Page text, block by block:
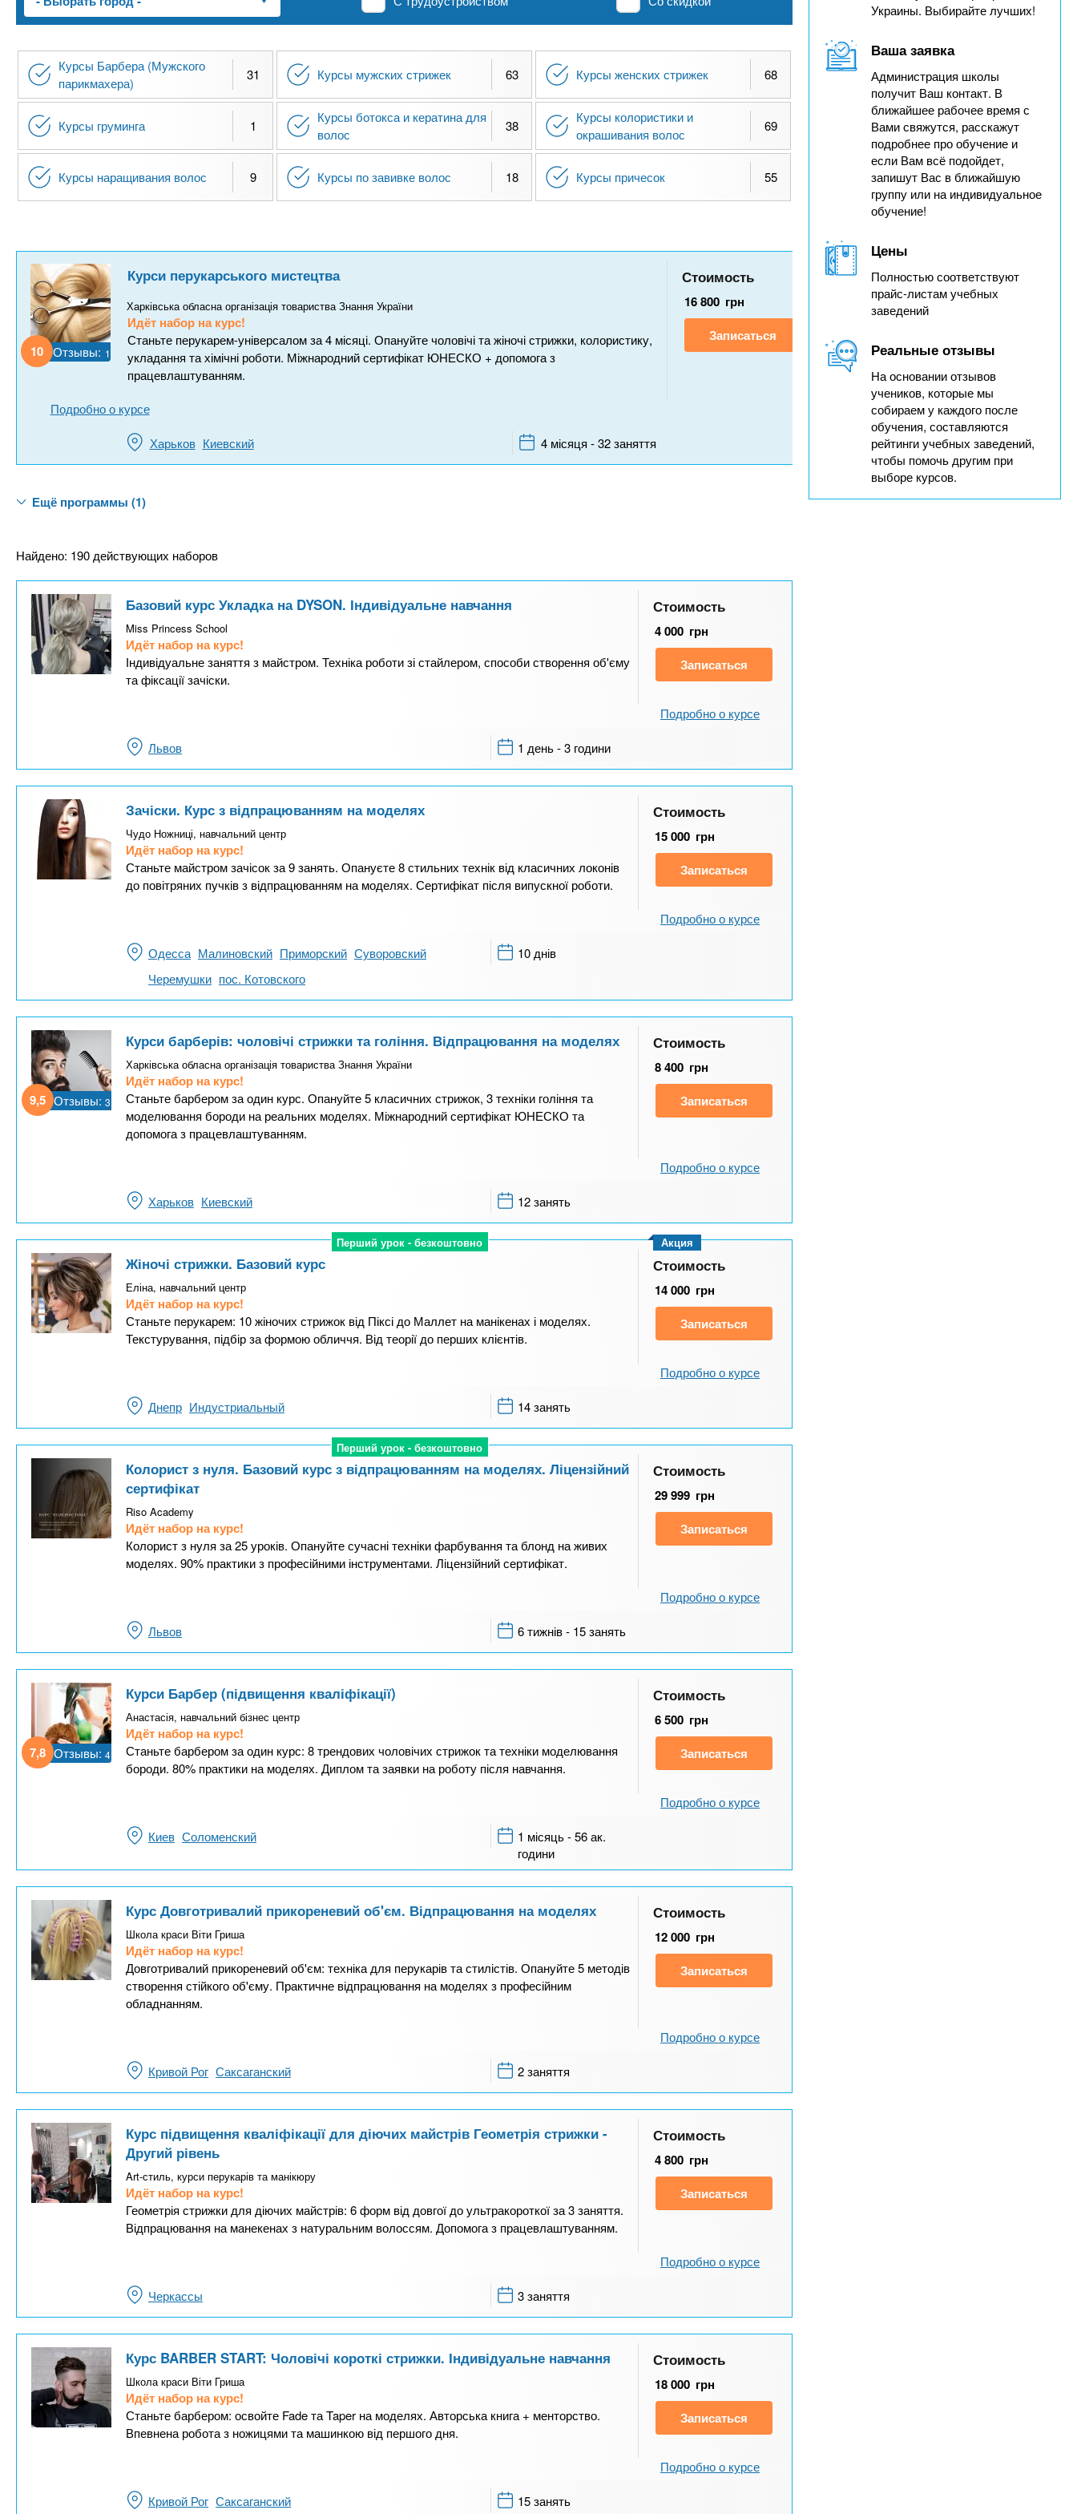
n
t
s
.
i
n
o
х
з
а
е
е
Курсы Барбера (Мужского
парикмахера)
31 Курсы мужских стрижек 63 Курсы женских стрижек 68
Курсы груминга 1
Курсы ботокса и кератина для
волос
38
Курсы колористики и
окрашивания волос
69
Курсы наращивания волос 9 Курсы по завивке волос 18 Курсы причесок 55
10 Отзывы: 1
Курси перукарського мистецтва
Харківська обласна організація товариства Знання України
Идёт набор на курс!
Станьте перукарем-універсалом за 4 місяці. Опануйте чоловічі та жіночі стрижки, колористику,
укладання та хімічні роботи. Міжнародний сертифікат ЮНЕСКО + допомога з
працевлаштуванням.
Стоимость
16 800 грн
Записаться
Подробно о курсе
Харьков Киевский 4 місяця - 32 заняття
Ещё программы (1)
Найдено: 190 действующих наборов
Базовий курс Укладка на DYSON. Індивідуальне навчання
Miss Princess School
Идёт набор на курс!
Індивідуальне заняття з майстром. Техніка роботи зі стайлером, способи створення об'єму
та фіксації зачіски.
Стоимость
4 000 грн
Записаться
Подробно о курсе
Львов 1 день - 3 години
Зачіски. Курс з відпрацюванням на моделях
Чудо Ножниці, навчальний центр
Идёт набор на курс!
Станьте майстром зачісок за 9 занять. Опануєте 8 стильних технік від класичних локонів
до повітряних пучків з відпрацюванням на моделях. Сертифікат після випускної роботи.
Стоимость
15 000 грн
Записаться
Подробно о курсе
Одесса Малиновский Приморский Суворовский
Черемушки пос. Котовского
10 днів
9,5 Отзывы: 3
Курси барберів: чоловічі стрижки та гоління. Відпрацювання на моделях
Харківська обласна організація товариства Знання України
Идёт набор на курс!
Станьте барбером за один курс. Опануйте 5 класичних стрижок, 3 техніки гоління та
моделювання бороди на реальних моделях. Міжнародний сертифікат ЮНЕСКО та
допомога з працевлаштуванням.
Стоимость
8 400 грн
Записаться
Подробно о курсе
Харьков Киевский 12 занять
Перший урок - безкоштовно
Перший урок - безкоштовно
Жіночі стрижки. Базовий курс
Еліна, навчальний центр
Идёт набор на курс!
Станьте перукарем: 10 жіночих стрижок від Піксі до Маллет на манікенах і моделях.
Текстурування, підбір за формою обличчя. Від теорії до перших клієнтів.
Акция
Стоимость
14 000 грн
Записаться
Подробно о курсе
Днепр Индустриальный 14 занять
Перший урок - безкоштовно
Перший урок - безкоштовно
Колорист з нуля. Базовий курс з відпрацюванням на моделях. Ліцензійний
сертифікат
Riso Academy
Идёт набор на курс!
Колорист з нуля за 25 уроків. Опануйте сучасні техніки фарбування та блонд на живих
моделях. 90% практики з професійними інструментами. Ліцензійний сертифікат.
Стоимость
29 999 грн
Записаться
Подробно о курсе
Львов 6 тижнів - 15 занять
7,8 Отзывы: 4
Курси Барбер (підвищення кваліфікації)
Анастасія, навчальний бізнес центр
Идёт набор на курс!
Станьте барбером за один курс: 8 трендових чоловічих стрижок та техніки моделювання
бороди. 80% практики на моделях. Диплом та заявки на роботу після навчання.
Стоимость
6 500 грн
Записаться
Подробно о курсе
Киев Соломенский
1 місяць - 56 ак.
години
Курс Довготривалий прикореневий об'єм. Відпрацювання на моделях
Школа краси Віти Гриша
Идёт набор на курс!
Довготривалий прикореневий об'єм: техніка для перукарів та стилістів. Опануйте 5 методів
створення стійкого об'єму. Практичне відпрацювання на моделях з професійним
обладнанням.
Стоимость
12 000 грн
Записаться
Подробно о курсе
Кривой Рог Саксаганский 2 заняття
Курс підвищення кваліфікації для діючих майстрів Геометрія стрижки -
Другий рівень
Art-стиль, курси перукарів та манікюру
Идёт набор на курс!
Геометрія стрижки для діючих майстрів: 6 форм від довгої до ультракороткої за 3 заняття.
Відпрацювання на манекенах з натуральним волоссям. Допомога з працевлаштуванням.
Стоимость
4 800 грн
Записаться
Подробно о курсе
Черкассы 3 заняття
Курс BARBER START: Чоловічі короткі стрижки. Індивідуальне навчання
Школа краси Віти Гриша
Идёт набор на курс!
Станьте барбером: освойте Fade та Taper на моделях. Авторська книга + менторство.
Впевнена робота з ножицями та машинкою від першого дня.
Стоимость
18 000 грн
Записаться
Подробно о курсе
Кривой Рог Саксаганский 15 занять
Украины. Выбирайте лучших!
Ваша заявка
Администрация школы
получит Ваш контакт. В
ближайшее рабочее время с
Вами свяжутся, расскажут
подробнее про обучение и
если Вам всё подойдет,
запишут Вас в ближайшую
группу или на индивидуальное
обучение!
Цены
Полностью соответствуют
прайс-листам учебных
заведений
Реальные отзывы
На основании отзывов
учеников, которые мы
собираем у каждого после
обучения, составляются
рейтинги учебных заведений,
чтобы помочь другим при
выборе курсов.